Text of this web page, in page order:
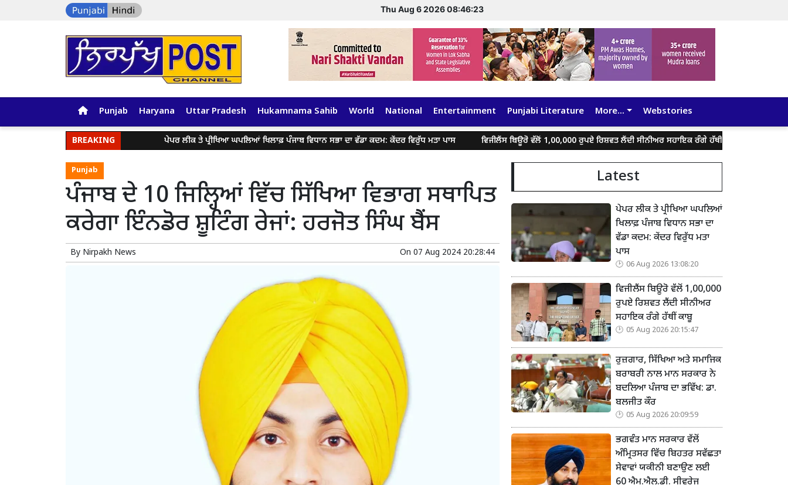
Thu Aug 6 2026 08:46:23
Punjab Haryana Uttar Pradesh Hukamnama Sahib World National Entertainment Punjabi Literature More... Webstories
BREAKING ਪੇਪਰ ਲੀਕ ਤੇ ਪ੍ਰੀਖਿਆ ਘਪਲਿਆਂ ਖਿਲਾਫ਼ ਪੰਜਾਬ ਵਿਧਾਨ ਸਭਾ ਦਾ ਵੱਡਾ ਕਦਮ: ਕੇਂਦਰ ਵਿਰੁੱਧ ਮਤਾ ਪਾਸ ਵਿਜੀਲੈਂਸ ਬਿਊਰੋ ਵੱਲੋਂ 1,00,000 ਰੁਪਏ ਰਿਸ਼ਵਤ ਲੈਂਦੀ ਸੀਨੀਅਰ ਸਹਾਇਕ ਰੰਗੇ ਹੱਥੀਂ ਕਾਬੂ
Punjab
ਪੰਜਾਬ ਦੇ 10 ਜਿਲ੍ਹਿਆਂ ਵਿੱਚ ਸਿੱਖਿਆ ਵਿਭਾਗ ਸਥਾਪਿਤ
ਕਰੇਗਾ ਇੰਨਡੋਰ ਸ਼ੂਟਿੰਗ ਰੇਜਾਂ: ਹਰਜੋਤ ਸਿੰਘ ਬੈਂਸ
By Nirpakh News On 07 Aug 2024 20:28:44
Latest
ਪੇਪਰ ਲੀਕ ਤੇ ਪ੍ਰੀਖਿਆ ਘਪਲਿਆਂ
ਖਿਲਾਫ਼ ਪੰਜਾਬ ਵਿਧਾਨ ਸਭਾ ਦਾ
ਵੱਡਾ ਕਦਮ: ਕੇਂਦਰ ਵਿਰੁੱਧ ਮਤਾ
ਪਾਸ
06 Aug 2026 13:08:20
ਵਿਜੀਲੈਂਸ ਬਿਊਰੋ ਵੱਲੋਂ 1,00,000
ਰੁਪਏ ਰਿਸ਼ਵਤ ਲੈਂਦੀ ਸੀਨੀਅਰ
ਸਹਾਇਕ ਰੰਗੇ ਹੱਥੀਂ ਕਾਬੂ
05 Aug 2026 20:15:47
ਰੁਜ਼ਗਾਰ, ਸਿੱਖਿਆ ਅਤੇ ਸਮਾਜਿਕ
ਬਰਾਬਰੀ ਨਾਲ ਮਾਨ ਸਰਕਾਰ ਨੇ
ਬਦਲਿਆ ਪੰਜਾਬ ਦਾ ਭਵਿੱਖ: ਡਾ.
ਬਲਜੀਤ ਕੌਰ
05 Aug 2026 20:09:59
ਭਗਵੰਤ ਮਾਨ ਸਰਕਾਰ ਵੱਲੋਂ
ਅੰਮ੍ਰਿਤਸਰ ਵਿੱਚ ਬਿਹਤਰ ਸਵੱਛਤਾ
ਸੇਵਾਵਾਂ ਯਕੀਨੀ ਬਣਾਉਣ ਲਈ